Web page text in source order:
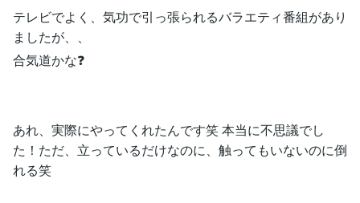
テレビでよく、気功で引っ張られるバラエティ番組があり
ましたが、、
合気道かな❓
あれ、実際にやってくれたんです笑 本当に不思議でし
た！ただ、立っているだけなのに、触ってもいないのに倒
れる笑